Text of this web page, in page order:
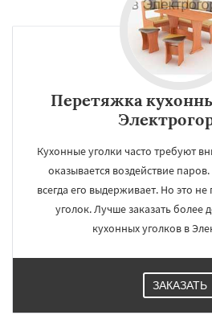
Перетяжка
Кухонные уголки часто требуют
оказывается воздействие
всегда его выдерживает. Но это
уголок. Лучше заказать более
кухонных уголков в
ЗАКАЗАТЬ